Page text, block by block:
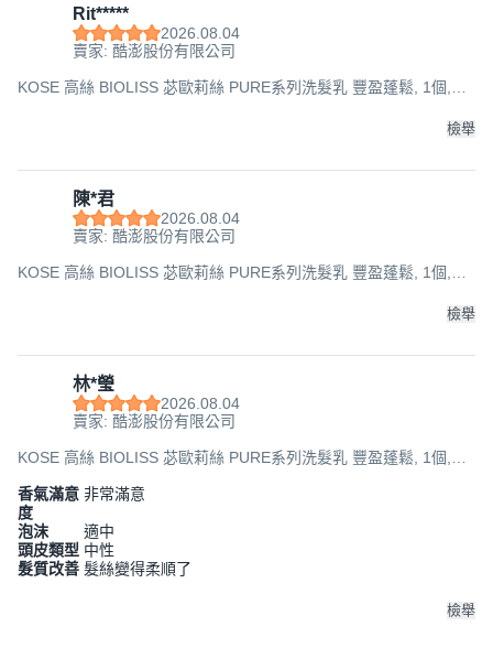
Rit*****
2026.08.04
賣家: 酷澎股份有限公司
KOSE 高絲 BIOLISS 苾歐莉絲 PURE系列洗髮乳 豐盈蓬鬆, 1個,
檢舉
陳*君
2026.08.04
賣家: 酷澎股份有限公司
KOSE 高絲 BIOLISS 苾歐莉絲 PURE系列洗髮乳 豐盈蓬鬆, 1個,
檢舉
林*瑩
2026.08.04
賣家: 酷澎股份有限公司
KOSE 高絲 BIOLISS 苾歐莉絲 PURE系列洗髮乳 豐盈蓬鬆, 1個,
香氣滿意
度
非常滿意
泡沫
適中
頭皮類型 中性
髮質改善 髮絲變得柔順了
檢舉